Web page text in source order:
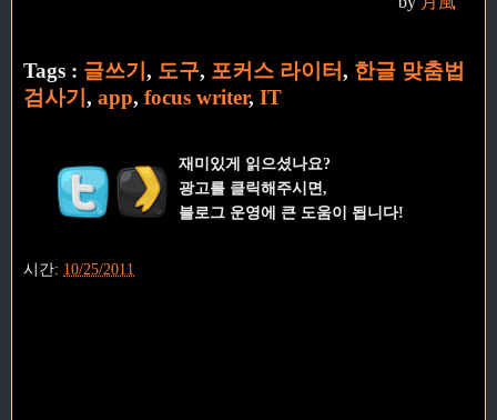
Tags : 글쓰기 , 도구, 포커스 라이터, 한글 맞춤법
검사기 , app, focus writer, IT
재미있게 읽으셨나요?
광고를 클릭해주시면,
블로그 운영에 큰 도움이 됩니다!
시간: 10/25/2011